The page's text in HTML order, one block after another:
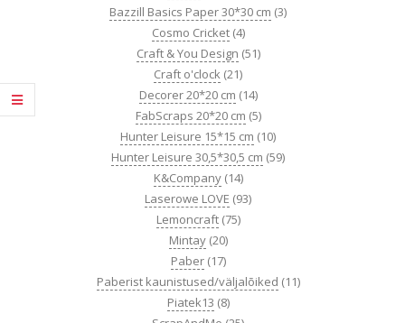
Bazzill Basics Paper 30*30 cm (3)
Cosmo Cricket (4)
Craft & You Design (51)
Craft o'clock (21)
Decorer 20*20 cm (14)
FabScraps 20*20 cm (5)
Hunter Leisure 15*15 cm (10)
Hunter Leisure 30,5*30,5 cm (59)
K&Company (14)
Laserowe LOVE (93)
Lemoncraft (75)
Mintay (20)
Paber (17)
Paberist kaunistused/väljalõiked (11)
Piatek13 (8)